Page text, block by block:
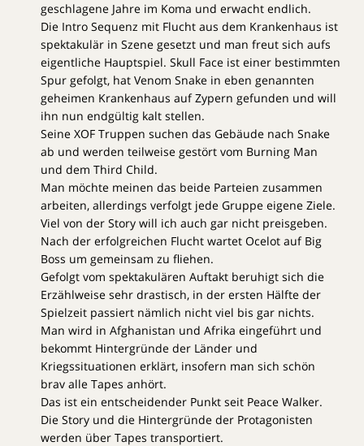
geschlagene Jahre im Koma und erwacht endlich.
Die Intro Sequenz mit Flucht aus dem Krankenhaus ist
spektakulär in Szene gesetzt und man freut sich aufs
eigentliche Hauptspiel. Skull Face ist einer bestimmten
Spur gefolgt, hat Venom Snake in eben genannten
geheimen Krankenhaus auf Zypern gefunden und will
ihn nun endgültig kalt stellen.
Seine XOF Truppen suchen das Gebäude nach Snake
ab und werden teilweise gestört vom Burning Man
und dem Third Child.
Man möchte meinen das beide Parteien zusammen
arbeiten, allerdings verfolgt jede Gruppe eigene Ziele.
Viel von der Story will ich auch gar nicht preisgeben.
Nach der erfolgreichen Flucht wartet Ocelot auf Big
Boss um gemeinsam zu fliehen.
Gefolgt vom spektakulären Auftakt beruhigt sich die
Erzählweise sehr drastisch, in der ersten Hälfte der
Spielzeit passiert nämlich nicht viel bis gar nichts.
Man wird in Afghanistan und Afrika eingeführt und
bekommt Hintergründe der Länder und
Kriegssituationen erklärt, insofern man sich schön
brav alle Tapes anhört.
Das ist ein entscheidender Punkt seit Peace Walker.
Die Story und die Hintergründe der Protagonisten
werden über Tapes transportiert.